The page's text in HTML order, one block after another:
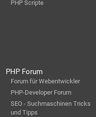
PHP Scripte
PHP Forum
Forum für Webentwickler
PHP-Developer Forum
SEO - Suchmaschinen Tricks
und Tipps